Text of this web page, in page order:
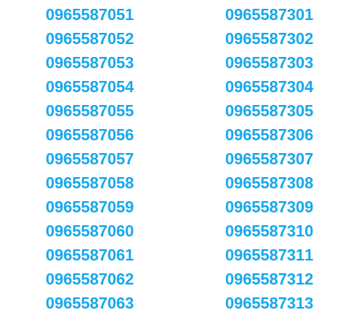
0965587051
0965587052
0965587053
0965587054
0965587055
0965587056
0965587057
0965587058
0965587059
0965587060
0965587061
0965587062
0965587063
0965587301
0965587302
0965587303
0965587304
0965587305
0965587306
0965587307
0965587308
0965587309
0965587310
0965587311
0965587312
0965587313